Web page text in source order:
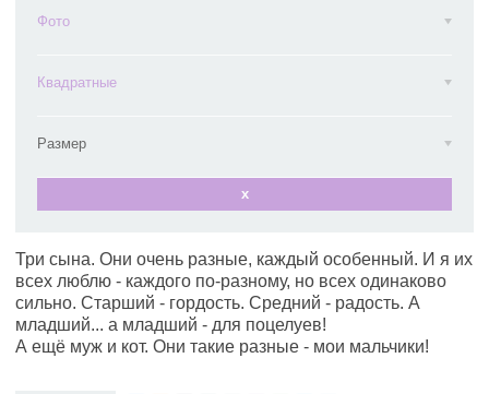
Фото
Квадратные
Размер
x
Три сына. Они очень разные, каждый особенный. И я их
всех люблю - каждого по-разному, но всех одинаково
сильно. Старший - гордость. Средний - радость. А
младший... а младший - для поцелуев!
А ещё муж и кот. Они такие разные - мои мальчики!